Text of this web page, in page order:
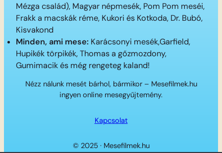
Mézga család), Magyar népmesék, Pom Pom meséi,
Frakk a macskák réme, Kukori és Kotkoda, Dr. Bubó,
Kisvakond
Minden, ami mese: Karácsonyi mesék,Garfield,
Hupikék törpikék, Thomas a gőzmozdony,
Gumimacik és még rengeteg kaland!
Nézz nálunk mesét bárhol, bármikor – Mesefilmek.hu
ingyen online mesegyűjtemény.
Kapcsolat
© 2025 · Mesefilmek.hu